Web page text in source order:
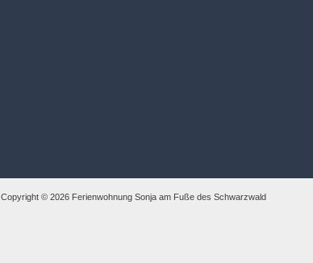
Copyright © 2026 Ferienwohnung Sonja am Fuße des Schwarzwald